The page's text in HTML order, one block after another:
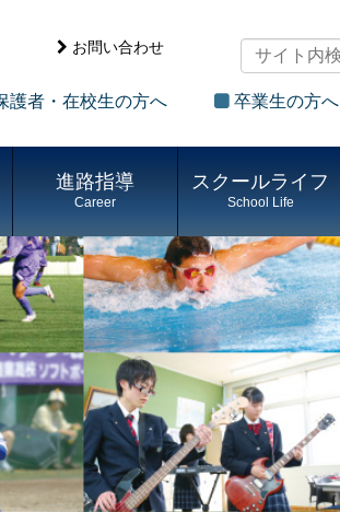
お問い合わせ
護者・在校生の方へ 卒業生の方へ
進路指導
Career
スクールライフ
School Life